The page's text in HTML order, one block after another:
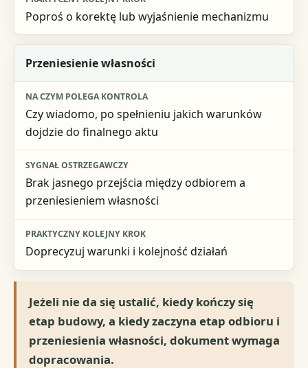
Poproś o korektę lub wyjaśnienie mechanizmu
Przeniesienie własności
Czy wiadomo, po spełnieniu jakich warunków
dojdzie do finalnego aktu
Brak jasnego przejścia między odbiorem a
przeniesieniem własności
Doprecyzuj warunki i kolejność działań
Jeżeli nie da się ustalić, kiedy kończy się
etap budowy, a kiedy zaczyna etap odbioru i
przeniesienia własności, dokument wymaga
dopracowania.